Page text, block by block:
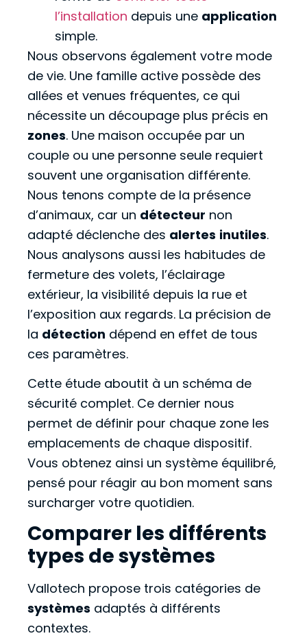
l’installation depuis une application
simple.
Nous observons également votre mode
de vie. Une famille active possède des
allées et venues fréquentes, ce qui
nécessite un découpage plus précis en
zones. Une maison occupée par un
couple ou une personne seule requiert
souvent une organisation différente.
Nous tenons compte de la présence
d’animaux, car un détecteur non
adapté déclenche des alertes inutiles.
Nous analysons aussi les habitudes de
fermeture des volets, l’éclairage
extérieur, la visibilité depuis la rue et
l’exposition aux regards. La précision de
la détection dépend en effet de tous
ces paramètres.
Cette étude aboutit à un schéma de
sécurité complet. Ce dernier nous
permet de définir pour chaque zone les
emplacements de chaque dispositif.
Vous obtenez ainsi un système équilibré,
pensé pour réagir au bon moment sans
surcharger votre quotidien.
Comparer les différents
types de systèmes
Vallotech propose trois catégories de
systèmes adaptés à différents
contextes.